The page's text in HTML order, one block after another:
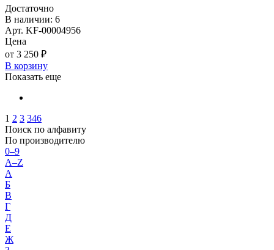
Достаточно
В наличии: 6
Арт. KF-00004956
Цена
от 3 250 ₽
В корзину
Показать еще
1 2 3 346
Поиск по алфавиту
По производителю
0–9
A–Z
А
Б
В
Г
Д
Е
Ж